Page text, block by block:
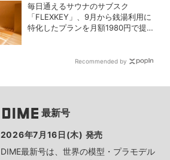
毎日通えるサウナのサブスク
「FLEXKEY」、9月から銭湯利用に
特化したプランを月額1980円で提供
Recommended by
最新号
2026年7月16日(木) 発売
DIME最新号は、世界の模型・プラモデル